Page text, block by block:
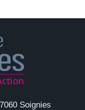
Soignies